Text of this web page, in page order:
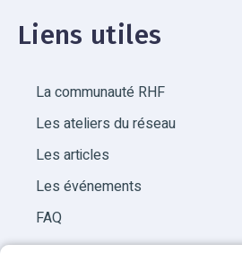
Liens utiles
La communauté RHF
Les ateliers du réseau
Les articles
Les événements
FAQ